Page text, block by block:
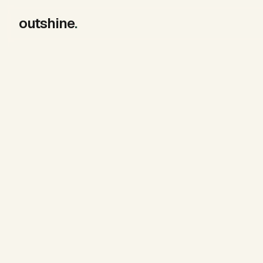
outshine.